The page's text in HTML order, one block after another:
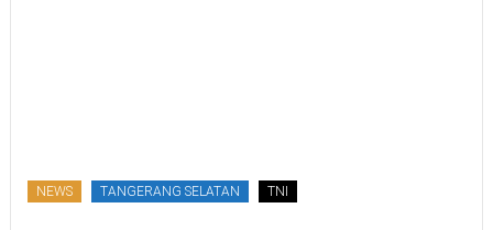
NEWS TANGERANG SELATAN TNI